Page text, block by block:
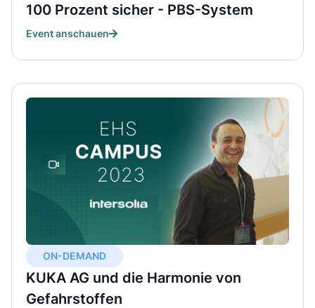
100 Prozent sicher - PBS-System
Event anschauen
ON-DEMAND
KUKA AG und die Harmonie von
Gefahrstoffen